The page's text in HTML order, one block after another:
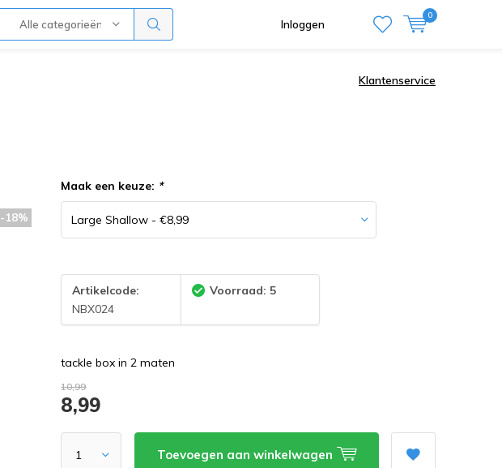
Alle categorieën Inloggen
0
Klantenservice
-18%
Maak een keuze: *
Artikelcode:
NBX024
Voorraad: 5
tackle box in 2 maten
10,99
8,99
Toevoegen aan winkelwagen